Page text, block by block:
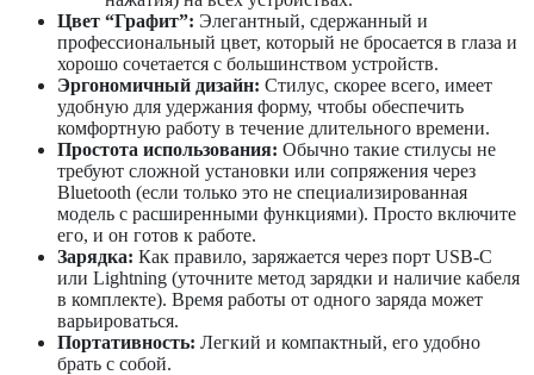
Цвет “Графит”: Элегантный, сдержанный и
профессиональный цвет, который не бросается в глаза и
хорошо сочетается с большинством устройств.
Эргономичный дизайн: Стилус, скорее всего, имеет
удобную для удержания форму, чтобы обеспечить
комфортную работу в течение длительного времени.
Простота использования: Обычно такие стилусы не
требуют сложной установки или сопряжения через
Bluetooth (если только это не специализированная
модель с расширенными функциями). Просто включите
его, и он готов к работе.
Зарядка: Как правило, заряжается через порт USB-C
или Lightning (уточните метод зарядки и наличие кабеля
в комплекте). Время работы от одного заряда может
варьироваться.
Портативность: Легкий и компактный, его удобно
брать с собой.